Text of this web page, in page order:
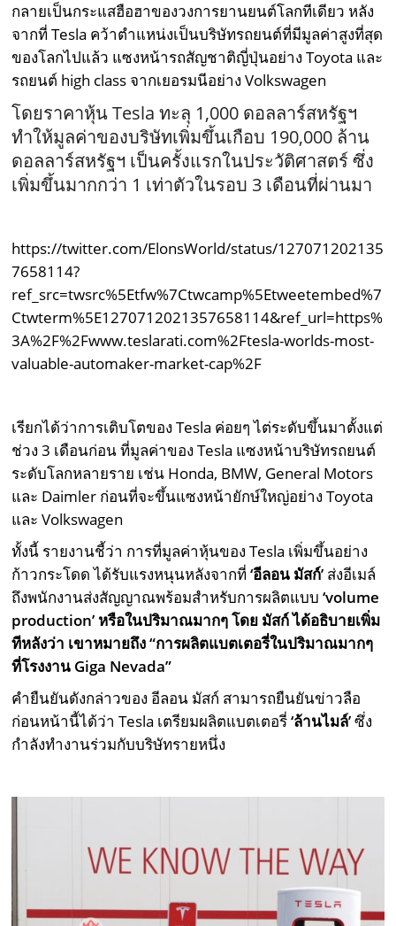
กลายเป็นกระแสฮือฮาของวงการยานยนต์โลกทีเดียว หลัง
จากที่ Tesla คว้าตำแหน่งเป็นบริษัทรถยนต์ที่มีมูลค่าสูงที่สุด
ของโลกไปแล้ว แซงหน้ารถสัญชาติญี่ปุ่นอย่าง Toyota และ
รถยนต์ high class จากเยอรมนีอย่าง Volkswagen
โดยราคาหุ้น Tesla ทะลุ 1,000 ดอลลาร์สหรัฐฯ
ทำให้มูลค่าของบริษัทเพิ่มขึ้นเกือบ 190,000 ล้าน
ดอลลาร์สหรัฐฯ เป็นครั้งแรกในประวัติศาสตร์ ซึ่ง
เพิ่มขึ้นมากกว่า 1 เท่าตัวในรอบ 3 เดือนที่ผ่านมา
https://twitter.com/ElonsWorld/status/127071202135
7658114?
ref_src=twsrc%5Etfw%7Ctwcamp%5Etweetembed%7
Ctwterm%5E1270712021357658114&ref_url=https%
3A%2F%2Fwww.teslarati.com%2Ftesla-worlds-most-
valuable-automaker-market-cap%2F
เรียกได้ว่าการเติบโตของ Tesla ค่อยๆ ไต่ระดับขึ้นมาตั้งแต่
ช่วง 3 เดือนก่อน ที่มูลค่าของ Tesla แซงหน้าบริษัทรถยนต์
ระดับโลกหลายราย เช่น Honda, BMW, General Motors
และ Daimler ก่อนที่จะขึ้นแซงหน้ายักษ์ใหญ่อย่าง Toyota
และ Volkswagen
ทั้งนี้ รายงานชี้ว่า การที่มูลค่าหุ้นของ Tesla เพิ่มขึ้นอย่าง
ก้าวกระโดด ได้รับแรงหนุนหลังจากที่‘อีลอน มัสก์’ ส่งอีเมล์
ถึงพนักงานส่งสัญญาณพร้อมสำหรับการผลิตแบบ‘volume
production’ หรือในปริมาณมากๆ โดย มัสก์ ได้อธิบายเพิ่ม
ทีหลังว่า เขาหมายถึง “การผลิตแบตเตอรี่ในปริมาณมากๆ
ที่โรงงาน Giga Nevada”
คำยืนยันดังกล่าวของ อีลอน มัสก์ สามารถยืนยันข่าวลือ
ก่อนหน้านี้ได้ว่า Tesla เตรียมผลิตแบตเตอรี่‘ล้านไมล์’ซึ่ง
กำลังทำงานร่วมกับบริษัทรายหนึ่ง